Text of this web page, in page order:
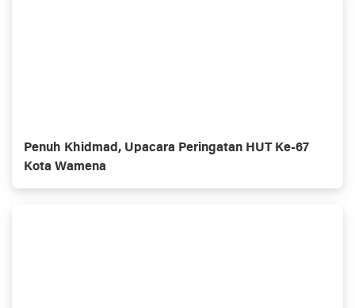
Penuh Khidmad, Upacara Peringatan HUT Ke-67
Kota Wamena